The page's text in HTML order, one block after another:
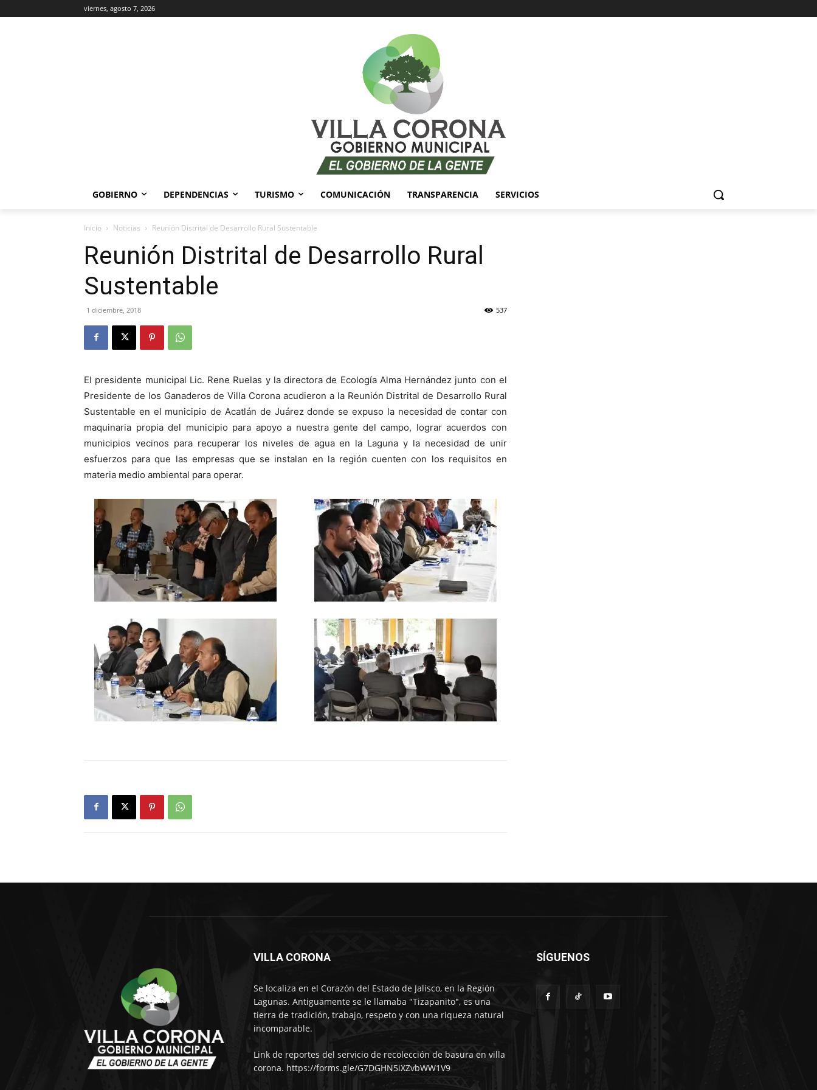
viernes, agosto 7, 2026
GOBIERNO DEPENDENCIAS TURISMO COMUNICACIÓN TRANSPARENCIA SERVICIOS
Inicio Noticias Reunión Distrital de Desarrollo Rural Sustentable
Reunión Distrital de Desarrollo Rural
Sustentable
1 diciembre, 2018 537
El presidente municipal Lic. Rene Ruelas y la directora de Ecología Alma Hernández junto con el
Presidente de los Ganaderos de Villa Corona acudieron a la Reunión Distrital de Desarrollo Rural
Sustentable en el municipio de Acatlán de Juárez donde se expuso la necesidad de contar con
maquinaria propia del municipio para apoyo a nuestra gente del campo, lograr acuerdos con
municipios vecinos para recuperar los niveles de agua en la Laguna y la necesidad de unir
esfuerzos para que las empresas que se instalan en la región cuenten con los requisitos en
materia medio ambiental para operar.
VILLA CORONA
Se localiza en el Corazón del Estado de Jalisco, en la Región
Lagunas. Antiguamente se le llamaba "Tizapanito", es una
tierra de tradición, trabajo, respeto y con una riqueza natural
incomparable.
Link de reportes del servicio de recolección de basura en villa
corona. https://forms.gle/G7DGHN5iXZvbWW1V9
SÍGUENOS